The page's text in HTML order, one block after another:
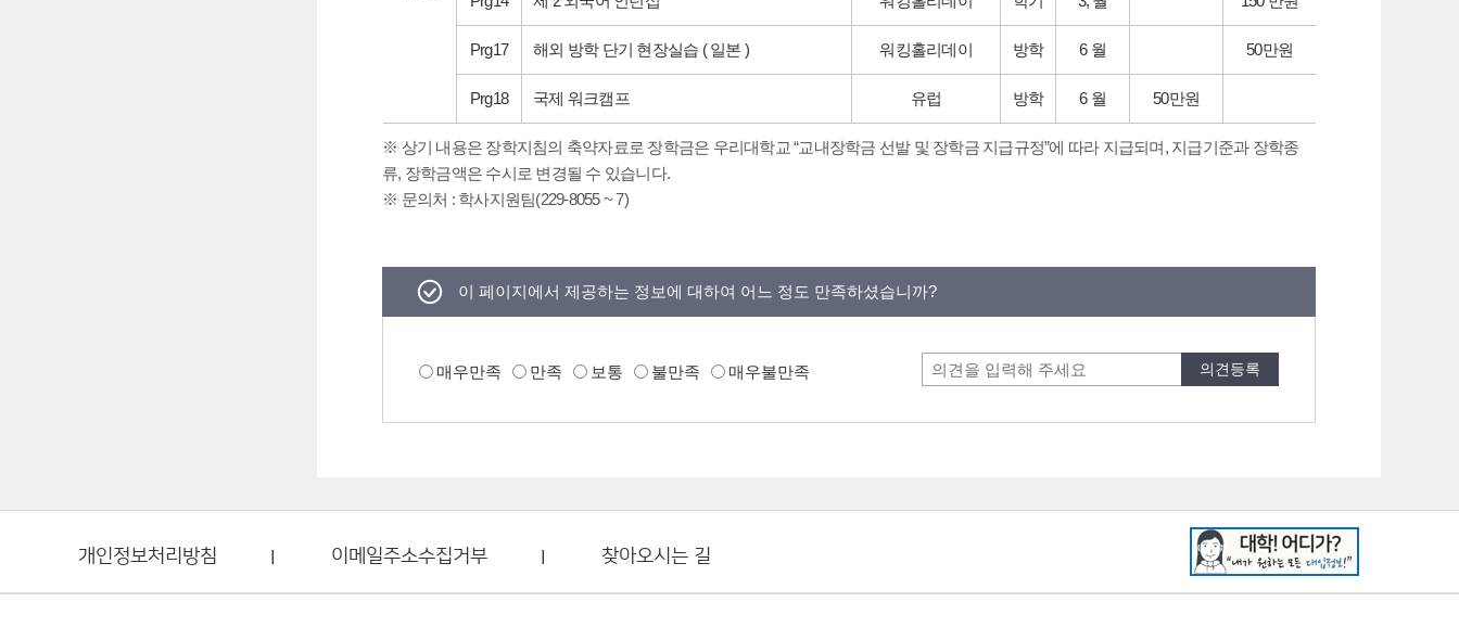
Prg17 해외 방학 단기 현장실습 ( 일본 ) 워킹홀리데이 방학 6 월 50만원
Prg18 국제 워크캠프 유럽 방학 6 월 50만원
※ 상기 내용은 장학지침의 축약자료로 장학금은 우리대학교 “교내장학금 선발 및 장학금 지급규정”에 따라 지급되며, 지급기준과 장학종
류, 장학금액은 수시로 변경될 수 있습니다.
※ 문의처 : 학사지원팀(229-8055 ~ 7)
이 페이지에서 제공하는 정보에 대하여 어느 정도 만족하셨습니까?
매우만족 만족 보통 불만족 매우불만족
개인정보처리방침 이메일주소수집거부 찾아오시는 길